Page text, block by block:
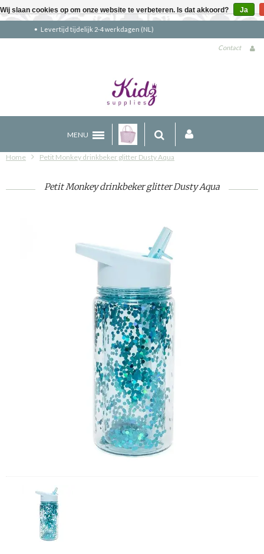
Gratis verzending boven €90 (NL)
Contact
MENU
Home Petit Monkey drinkbeker glitter Dusty Aqua
Petit Monkey drinkbeker glitter Dusty Aqua
Wij slaan cookies op om onze website te verbeteren. Is dat akkoord? Ja